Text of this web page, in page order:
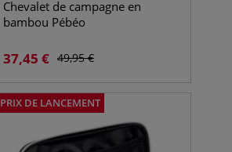
Chevalet de campagne en
bambou Pébéo
37,45 € 49,95€
PRIX DE LANCEMENT